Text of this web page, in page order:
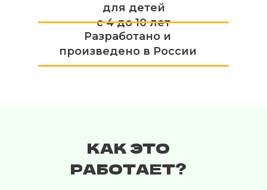
для детей
с 4 до 10 лет
Разработано и
произведено в России
КАК ЭТО
РАБОТАЕТ?